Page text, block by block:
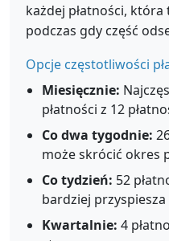
każdej płatności,
podczas gdy część
Opcje częstotliwości
Miesięcznie:
płatności z 12
Co dwa tygodnie:
może skrócić okres
Co tydzień: 52
bardziej przyspiesza
Kwartalnie: 4